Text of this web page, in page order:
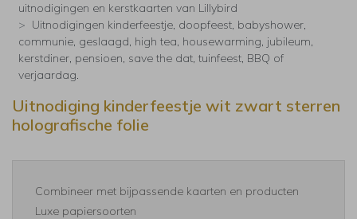
uitnodigingen en kerstkaarten van Lillybird
Uitnodigingen kinderfeestje, doopfeest, babyshower,
communie, geslaagd, high tea, housewarming, jubileum,
kerstdiner, pensioen, save the dat, tuinfeest, BBQ of
verjaardag.
Uitnodiging kinderfeestje wit zwart sterren
holografische folie
Combineer met bijpassende kaarten en producten
Luxe papiersoorten